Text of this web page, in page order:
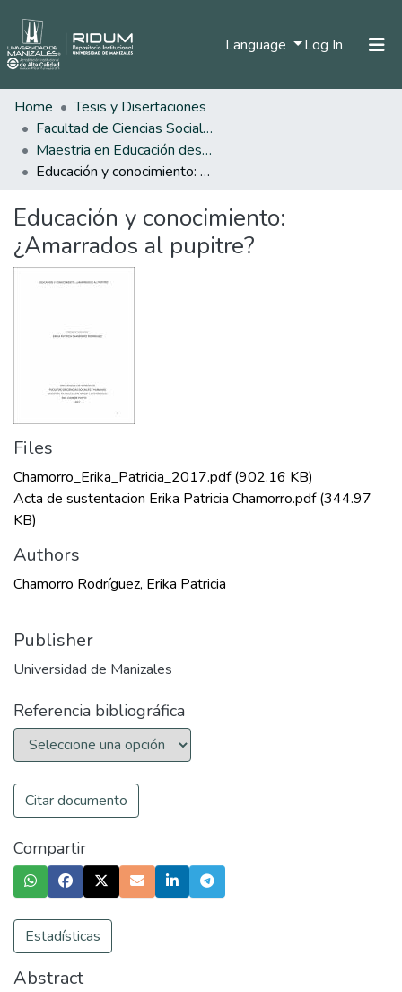
Language Log In (current)
Home
Tesis y Disertaciones
Facultad de Ciencias Sociales y Humanas
Maestria en Educación desde la Diversidad
Educación y conocimiento: ¿Amarrados al pupitre?
Educación y conocimiento:
¿Amarrados al pupitre?
Files
Chamorro_Erika_Patricia_2017.pdf(902.16 KB)
Acta de sustentacion Erika Patricia Chamorro.pdf(344.97
KB)
Authors
Chamorro Rodríguez, Erika Patricia
Publisher
Universidad de Manizales
Referencia bibliográfica
Citar documento
Compartir
Estadísticas
Abstract